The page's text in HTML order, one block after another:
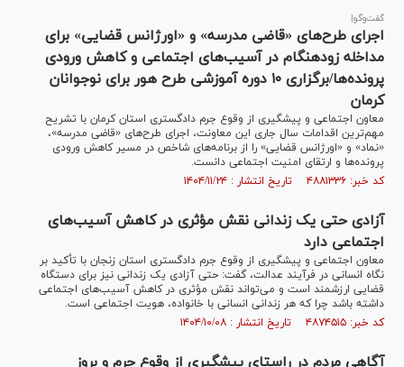
گفت‌وگو|
اجرای طرح‌های «قاضی مدرسه» و «اورژانس قضایی» برای
مداخله زودهنگام در آسیب‌های اجتماعی و کاهش ورودی
پرونده‌ها/برگزاری ۱۰ دوره آموزشی طرح هور برای نوجوانان
کرمان
معاون اجتماعی و پیشگیری از وقوع جرم دادگستری استان کرمان با تشریح
مهم‌ترین اقدامات سال جاری این معاونت، اجرای طرح‌های «قاضی مدرسه»،
«نماد» و «اورژانس قضایی» را از برنامه‌های شاخص در مسیر کاهش ورودی
پرونده‌ها و ارتقای امنیت اجتماعی دانست.
کد خبر: ۴۸۸۱۳۳۶ تاریخ انتشار : ۱۴۰۴/۱۱/۲۴
آزادی حتی یک زندانی نقش مؤثری در کاهش آسیب‌های
اجتماعی دارد
معاون اجتماعی و پیشگیری از وقوع جرم دادگستری استان زنجان با تأکید بر
نگاه انسانی در فرآیند عدالت، گفت: حتی آزادی یک زندانی نیز برای دستگاه
قضایی ارزشمند است و می‌تواند نقش مؤثری در کاهش آسیب‌های اجتماعی
داشته باشد چرا که هر زندانی انسانی با خانواده، هویت اجتماعی است.
کد خبر: ۴۸۷۴۵۱۵ تاریخ انتشار : ۱۴۰۴/۱۰/۰۸
آگاهی مردم در راستای پیشگیری از وقوع جرم و بروز